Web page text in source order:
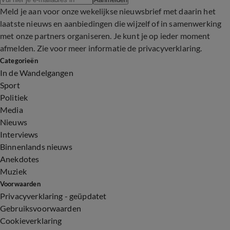
Meld je aan voor onze wekelijkse nieuwsbrief met daarin het
laatste nieuws en aanbiedingen die wijzelf of in samenwerking
met onze partners organiseren. Je kunt je op ieder moment
afmelden. Zie voor meer informatie de privacyverklaring.
Categorieën
In de Wandelgangen
Sport
Politiek
Media
Nieuws
Interviews
Binnenlands nieuws
Anekdotes
Muziek
Voorwaarden
Privacyverklaring - geüpdatet
Gebruiksvoorwaarden
Cookieverklaring